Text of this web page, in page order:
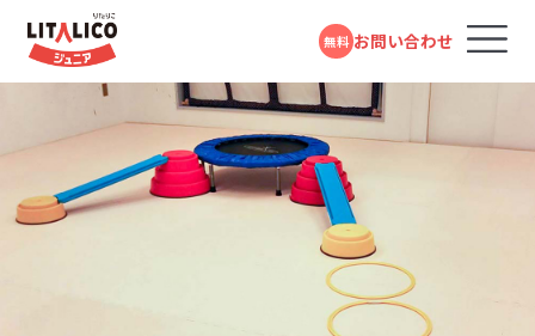
無料 お問い合わせ
コースのご案内
各教室のコースについて
パーソナルコース
発達障害や学習障害があるお子さまや発達が気に
なるお子さまを支援する学習塾・幼児教室です。受給
者証の有無に関係なく、すぐにご利用いただけます。
スタンダードコース 無料体験受付中
フォームで
電話で問い合わせる